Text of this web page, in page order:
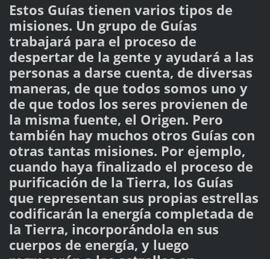
Estos Guías tienen varios tipos de
misiones. Un grupo de Guías
trabajará para el proceso de
despertar de la gente y ayudará a las
personas a darse cuenta, de diversas
maneras, de que todos somos uno y
de que todos los seres provienen de
la misma fuente, el Origen. Pero
también hay muchos otros Guías con
otras tantas misiones. Por ejemplo,
cuando haya finalizado el proceso de
purificación de la Tierra, los Guías
que representan sus propias estrellas
codificarán la energía completada de
la Tierra, incorporándola en sus
cuerpos de energía, y luego